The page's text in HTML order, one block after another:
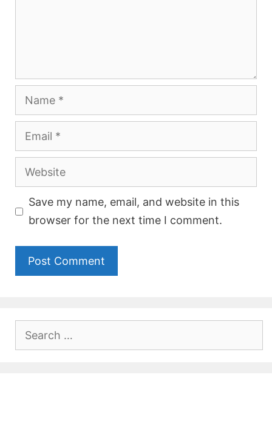
Name
Email
Website
Save my name, email, and website in this
browser for the next time I comment.
Search
for: